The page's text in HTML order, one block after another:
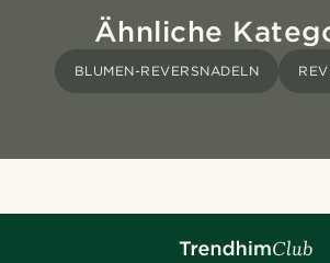
Ähnliche
BLUMEN-REVERSNADELN